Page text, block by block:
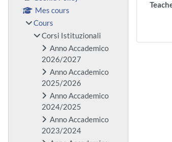
Mes cours
Cours
Corsi Istituzionali
Anno Accademico
2026/2027
Anno Accademico
2025/2026
Anno Accademico
2024/2025
Anno Accademico
2023/2024